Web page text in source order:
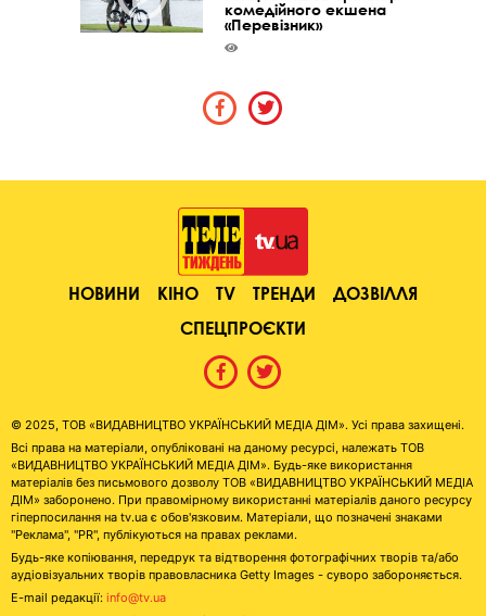
комедійного екшена
«Перевізник»
НОВИНИ КІНО TV ТРЕНДИ
ДОЗВІЛЛЯ
СПЕЦПРОЄКТИ
© 2025, ТОВ «ВИДАВНИЦТВО УКРАЇНСЬКИЙ МЕДІА ДІМ». Усі права захищені.
Всі права на матеріали, опубліковані на даному ресурсі, належать ТОВ
«ВИДАВНИЦТВО УКРАЇНСЬКИЙ МЕДІА ДІМ». Будь-яке використання
матеріалів без письмового дозволу ТОВ «ВИДАВНИЦТВО УКРАЇНСЬКИЙ МЕДІА
ДІМ» заборонено. При правомірному використанні матеріалів даного ресурсу
гіперпосилання на tv.ua є обов'язковим. Матеріали, що позначені знаками
"Реклама", "PR", публікуються на правах реклами.
Будь-яке копіювання, передрук та відтворення фотографічних творів та/або
аудіовізуальних творів правовласника Getty Images - суворо забороняється.
E-mail редакції: info@tv.ua